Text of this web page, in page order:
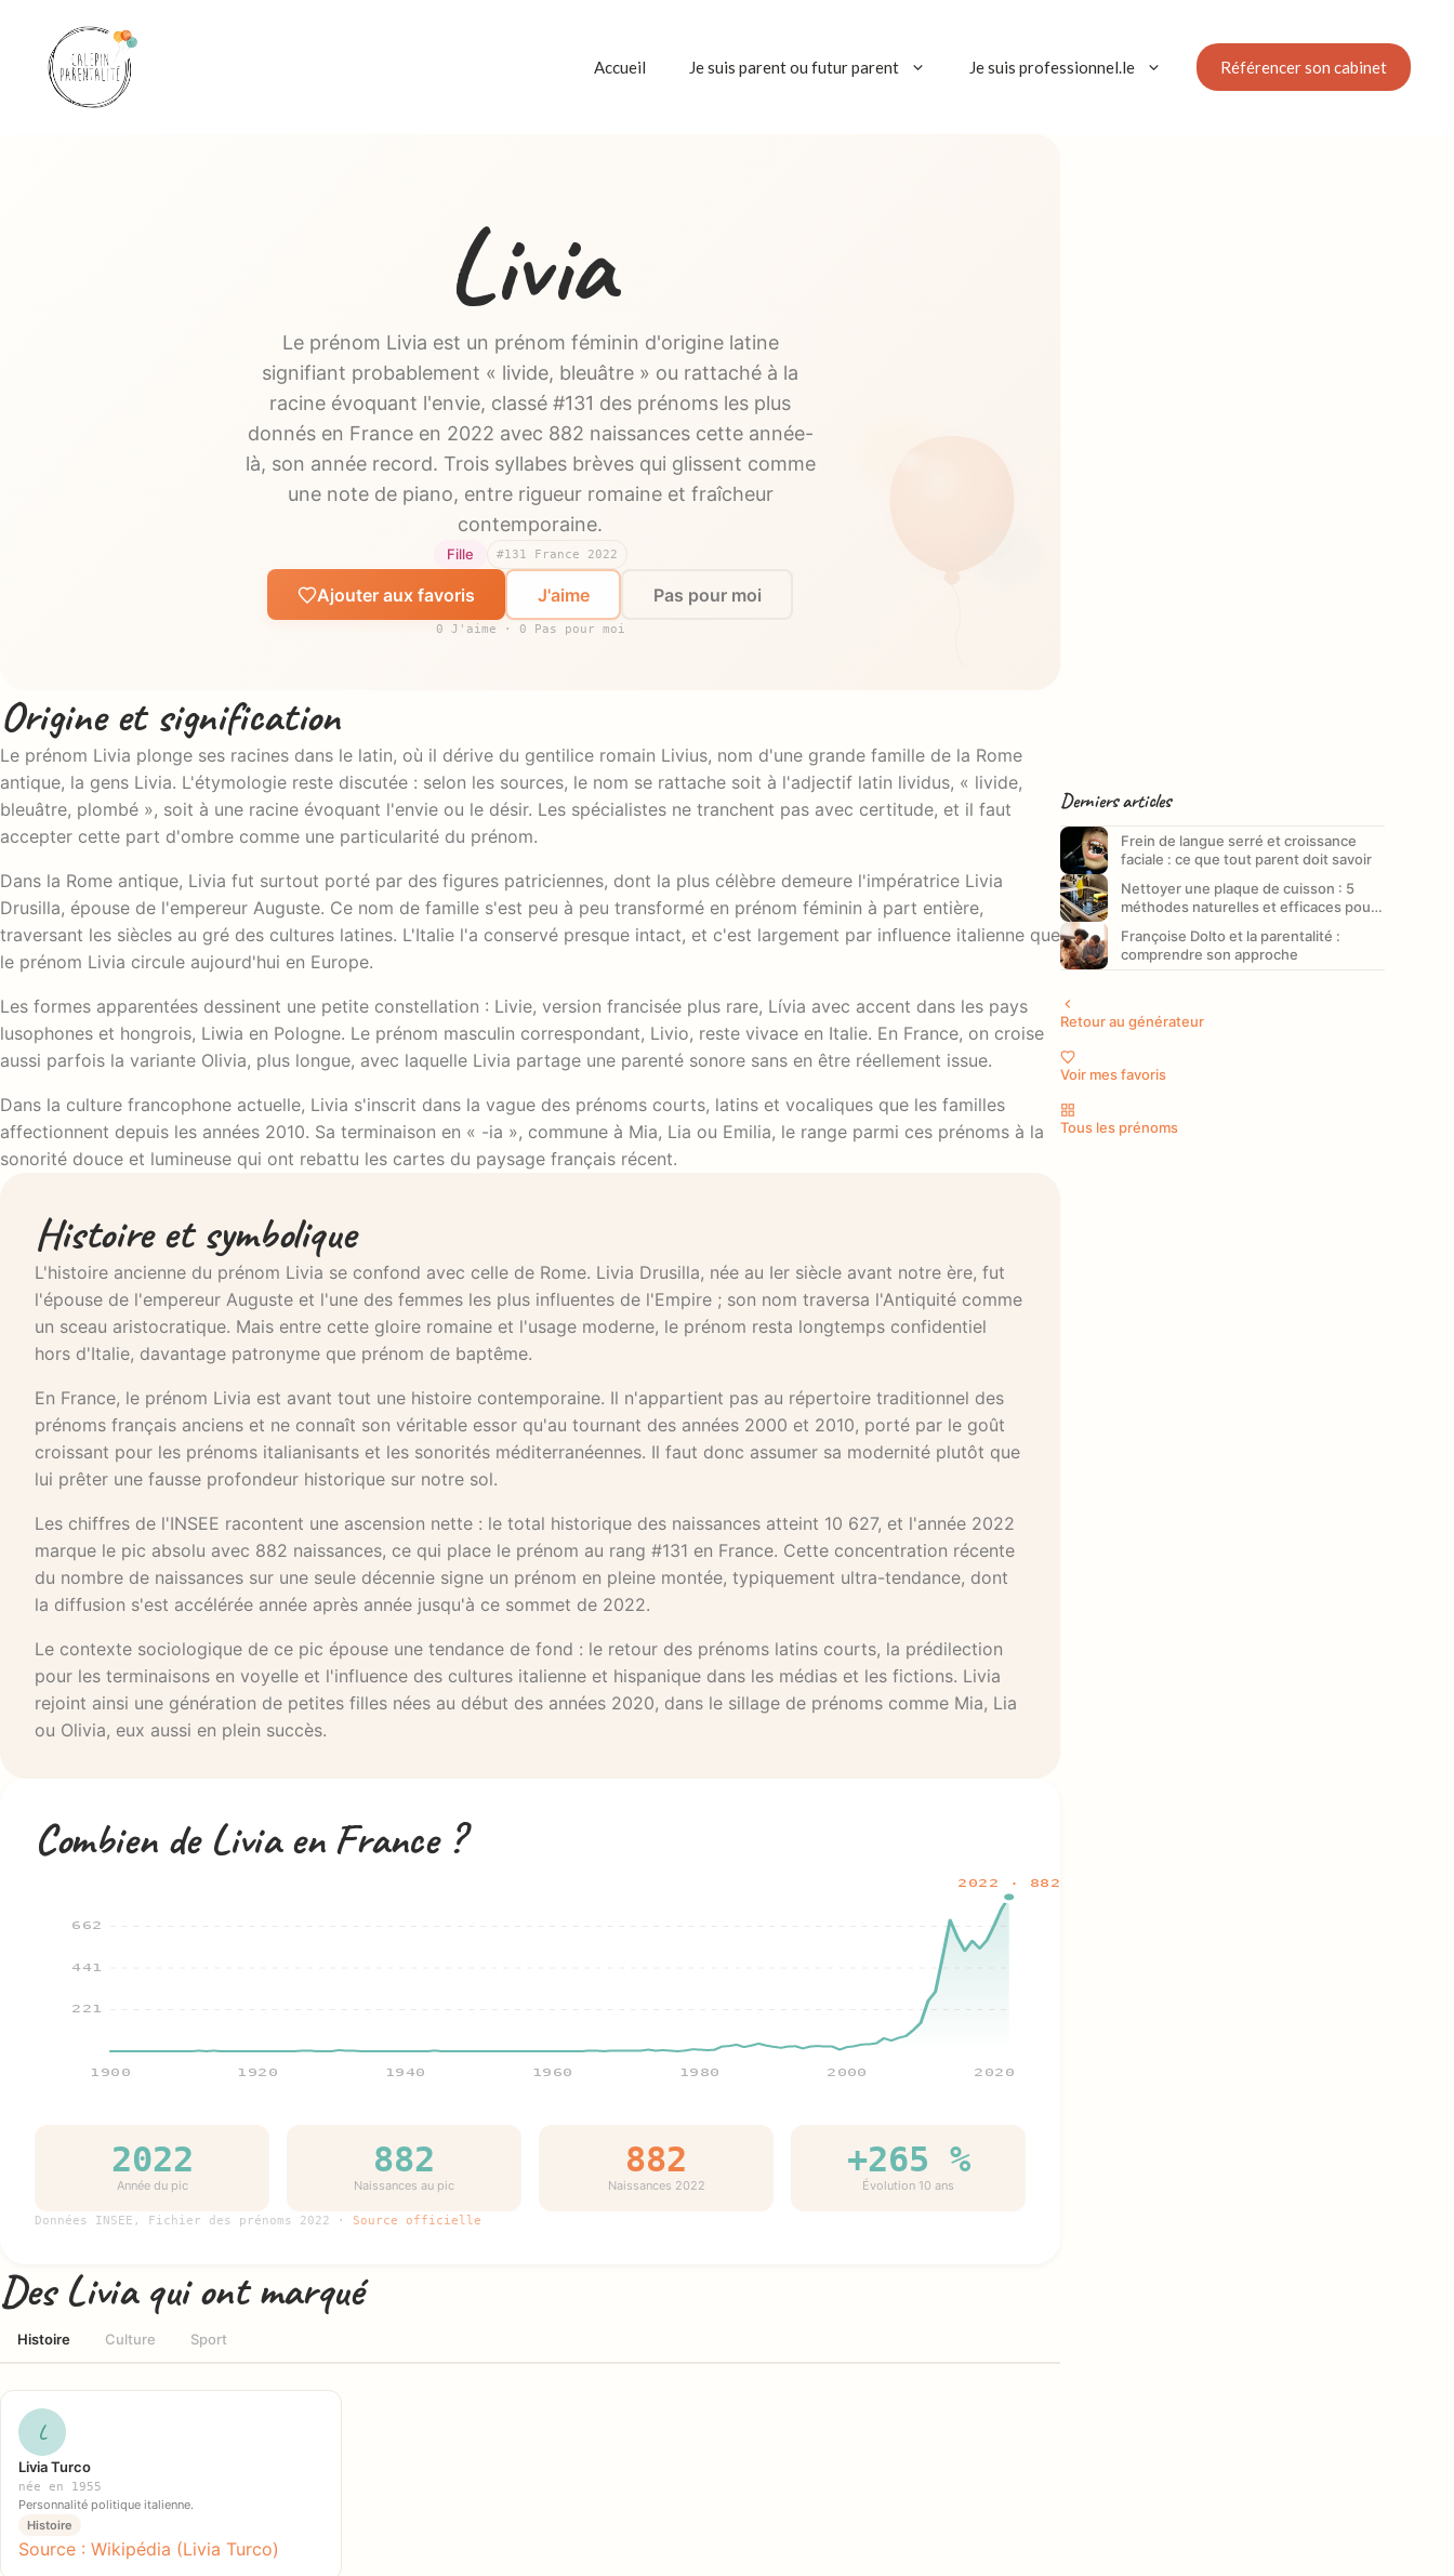
contenu
Accueil Je suis parent ou futur parent Je suis professionnel.le Référencer son cabinet
Livia
Le prénom Livia est un prénom féminin d'origine latine
signifiant probablement « livide, bleuâtre » ou rattaché à la
racine évoquant l'envie, classé #131 des prénoms les plus
donnés en France en 2022 avec 882 naissances cette année-
là, son année record. Trois syllabes brèves qui glissent comme
une note de piano, entre rigueur romaine et fraîcheur
contemporaine.
Fille #131 France 2022
Ajouter aux favoris J'aime Pas pour moi
0 J'aime · 0 Pas pour moi
Origine et signification
Le prénom Livia plonge ses racines dans le latin, où il dérive du gentilice romain Livius, nom d'une grande famille de la Rome
antique, la gens Livia. L'étymologie reste discutée : selon les sources, le nom se rattache soit à l'adjectif latin lividus, « livide,
bleuâtre, plombé », soit à une racine évoquant l'envie ou le désir. Les spécialistes ne tranchent pas avec certitude, et il faut
accepter cette part d'ombre comme une particularité du prénom.
Dans la Rome antique, Livia fut surtout porté par des figures patriciennes, dont la plus célèbre demeure l'impératrice Livia
Drusilla, épouse de l'empereur Auguste. Ce nom de famille s'est peu à peu transformé en prénom féminin à part entière,
traversant les siècles au gré des cultures latines. L'Italie l'a conservé presque intact, et c'est largement par influence italienne que
le prénom Livia circule aujourd'hui en Europe.
Les formes apparentées dessinent une petite constellation : Livie, version francisée plus rare, Lívia avec accent dans les pays
lusophones et hongrois, Liwia en Pologne. Le prénom masculin correspondant, Livio, reste vivace en Italie. En France, on croise
aussi parfois la variante Olivia, plus longue, avec laquelle Livia partage une parenté sonore sans en être réellement issue.
Dans la culture francophone actuelle, Livia s'inscrit dans la vague des prénoms courts, latins et vocaliques que les familles
affectionnent depuis les années 2010. Sa terminaison en « -ia », commune à Mia, Lia ou Emilia, le range parmi ces prénoms à la
sonorité douce et lumineuse qui ont rebattu les cartes du paysage français récent.
Histoire et symbolique
L'histoire ancienne du prénom Livia se confond avec celle de Rome. Livia Drusilla, née au Ier siècle avant notre ère, fut
l'épouse de l'empereur Auguste et l'une des femmes les plus influentes de l'Empire ; son nom traversa l'Antiquité comme
un sceau aristocratique. Mais entre cette gloire romaine et l'usage moderne, le prénom resta longtemps confidentiel
hors d'Italie, davantage patronyme que prénom de baptême.
En France, le prénom Livia est avant tout une histoire contemporaine. Il n'appartient pas au répertoire traditionnel des
prénoms français anciens et ne connaît son véritable essor qu'au tournant des années 2000 et 2010, porté par le goût
croissant pour les prénoms italianisants et les sonorités méditerranéennes. Il faut donc assumer sa modernité plutôt que
lui prêter une fausse profondeur historique sur notre sol.
Les chiffres de l'INSEE racontent une ascension nette : le total historique des naissances atteint 10 627, et l'année 2022
marque le pic absolu avec 882 naissances, ce qui place le prénom au rang #131 en France. Cette concentration récente
du nombre de naissances sur une seule décennie signe un prénom en pleine montée, typiquement ultra-tendance, dont
la diffusion s'est accélérée année après année jusqu'à ce sommet de 2022.
Le contexte sociologique de ce pic épouse une tendance de fond : le retour des prénoms latins courts, la prédilection
pour les terminaisons en voyelle et l'influence des cultures italienne et hispanique dans les médias et les fictions. Livia
rejoint ainsi une génération de petites filles nées au début des années 2020, dans le sillage de prénoms comme Mia, Lia
ou Olivia, eux aussi en plein succès.
Combien de Livia en France ?
221
441
662
1900 1920 1940 1960 1980 2000 2020
2022 · 882
2022
Année du pic
882
Naissances au pic
882
Naissances 2022
+265 %
Évolution 10 ans
Données INSEE, Fichier des prénoms 2022 · Source officielle
Des Livia qui ont marqué
Histoire Culture Sport
L
Livia Turco
née en 1955
Personnalité politique italienne.
Histoire
Source : Wikipédia (Livia Turco)
Derniers articles
Frein de langue serré et croissance
faciale : ce que tout parent doit savoir
Nettoyer une plaque de cuisson : 5
méthodes naturelles et efficaces pour
Françoise Dolto et la parentalité :
comprendre son approche
Retour au générateur
Voir mes favoris
Tous les prénoms